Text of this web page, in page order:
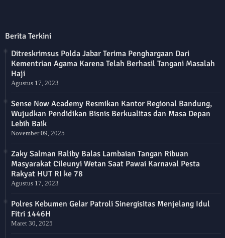
Berita Terkini
Ditreskrimsus Polda Jabar Terima Penghargaan Dari
Kementrian Agama Karena Telah Berhasil Tangani Masalah
Haji
Agustus 17, 2023
Sense Now Academy Resmikan Kantor Regional Bandung,
Wujudkan Pendidikan Bisnis Berkualitas dan Masa Depan
Lebih Baik
November 09, 2025
Zaky Salman Raliby Balas Lambaian Tangan Ribuan
Masyarakat Cileunyi Wetan Saat Pawai Karnaval Pesta
Rakyat HUT RI ke 78
Agustus 17, 2023
Polres Kebumen Gelar Patroli Sinergisitas Menjelang Idul
Fitri 1446H
Maret 30, 2025